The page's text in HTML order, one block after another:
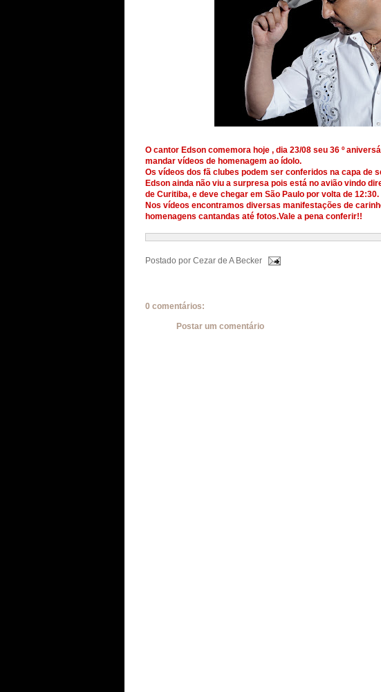
O cantor Edson comemora hoje , dia 23/08 seu 36 º
mandar vídeos de homenagem ao ídolo.
Os vídeos dos fã clubes podem ser conferidos na capa de
Edson ainda não viu a surpresa pois está no avião vindo
de Curitiba, e deve chegar em São Paulo por volta de 12:30.
Nos vídeos encontramos diversas manifestações de
homenagens cantandas até fotos.Vale a pena conferir!!
Postado por Cezar de A Becker
0 comentários:
Postar um comentário